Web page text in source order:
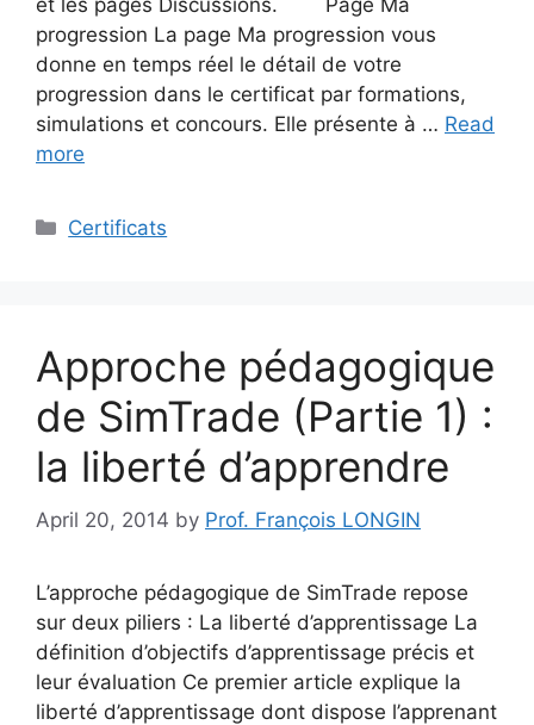
et les pages Discussions. Page Ma
progression La page Ma progression vous
donne en temps réel le détail de votre
progression dans le certificat par formations,
simulations et concours. Elle présente à … Read
more
Categories
Certificats
Approche pédagogique
de SimTrade (Partie 1) :
la liberté d’apprendre
April 20, 2014 by Prof. François LONGIN
L’approche pédagogique de SimTrade repose
sur deux piliers : La liberté d’apprentissage La
définition d’objectifs d’apprentissage précis et
leur évaluation Ce premier article explique la
liberté d’apprentissage dont dispose l’apprenant